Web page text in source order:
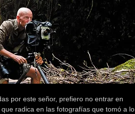
por este señor, prefiero no entrar en
radica en las fotografías que tomó a lo